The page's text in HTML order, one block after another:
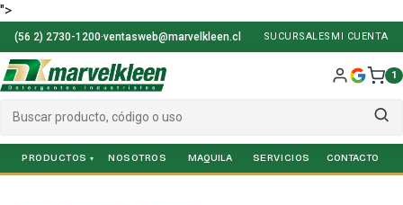
">
(56 2) 2730-1200·ventasweb@marvelkleen.cl SUCURSALES MI CUENTA
1
PRODUCTOS NOSOTROS SERVICIOS